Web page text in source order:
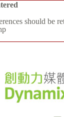
should be